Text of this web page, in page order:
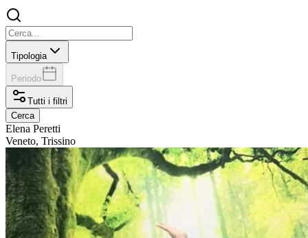
Tipologia
Periodo
Tutti i filtri
Cerca
Elena Peretti
Veneto, Trissino